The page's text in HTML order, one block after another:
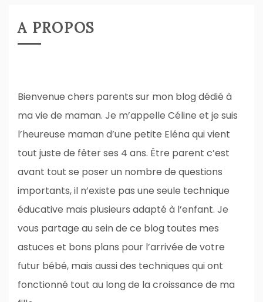
A PROPOS
Bienvenue chers parents sur mon blog dédié à
ma vie de maman. Je m’appelle Céline et je suis
l’heureuse maman d’une petite Eléna qui vient
tout juste de fêter ses 4 ans. Être parent c’est
avant tout se poser un nombre de questions
importants, il n’existe pas une seule technique
éducative mais plusieurs adapté à l’enfant. Je
vous partage au sein de ce blog toutes mes
astuces et bons plans pour l’arrivée de votre
futur bébé, mais aussi des techniques qui ont
fonctionné tout au long de la croissance de ma